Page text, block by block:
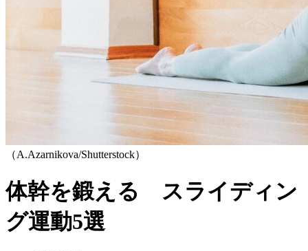
（A.Azarnikova/Shutterstock）
体幹を鍛える スライディン
グ運動5選